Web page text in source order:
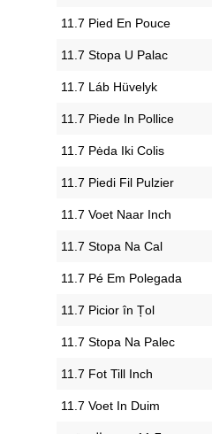
‎11.7 Pied En Pouce
‎11.7 Stopa U Palac
‎11.7 Láb Hüvelyk
‎11.7 Piede In Pollice
‎11.7 Pėda Iki Colis
‎11.7 Piedi Fil Pulzier
‎11.7 Voet Naar Inch
‎11.7 Stopa Na Cal
‎11.7 Pé Em Polegada
‎11.7 Picior în Țol
‎11.7 Stopa Na Palec
‎11.7 Fot Till Inch
‎11.7 Voet In Duim